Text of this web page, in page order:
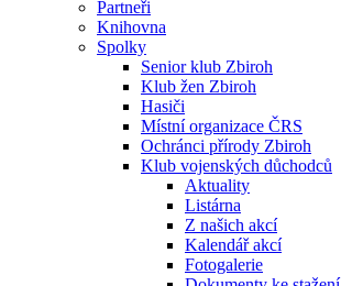
Partneři
Knihovna
Spolky
Senior klub Zbiroh
Klub žen Zbiroh
Hasiči
Místní organizace ČRS
Ochránci přírody Zbiroh
Klub vojenských důchodců
Aktuality
Listárna
Z našich akcí
Kalendář akcí
Fotogalerie